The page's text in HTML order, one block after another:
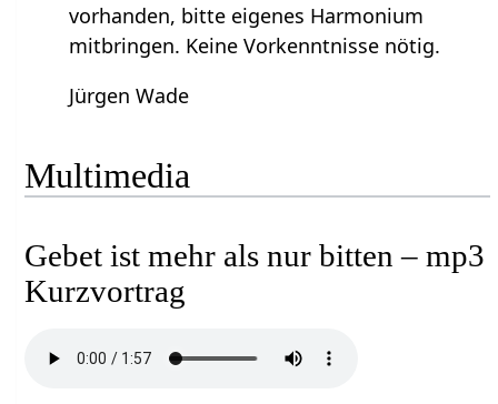
vorhanden, bitte eigenes Harmonium
mitbringen. Keine Vorkenntnisse nötig.
Jürgen Wade
Multimedia
Gebet ist mehr als nur bitten – mp3
Kurzvortrag